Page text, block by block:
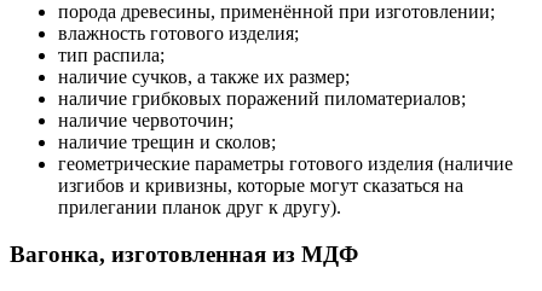
порода древесины, применённой при изготовлении;
влажность готового изделия;
тип распила;
наличие сучков, а также их размер;
наличие грибковых поражений пиломатериалов;
наличие червоточин;
наличие трещин и сколов;
геометрические параметры готового изделия (наличие
изгибов и кривизны, которые могут сказаться на
прилегании планок друг к другу).
Вагонка, изготовленная из МДФ